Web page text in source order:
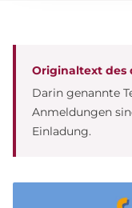
Originaltext des
Darin genannte
Anmeldungen
Einladung.